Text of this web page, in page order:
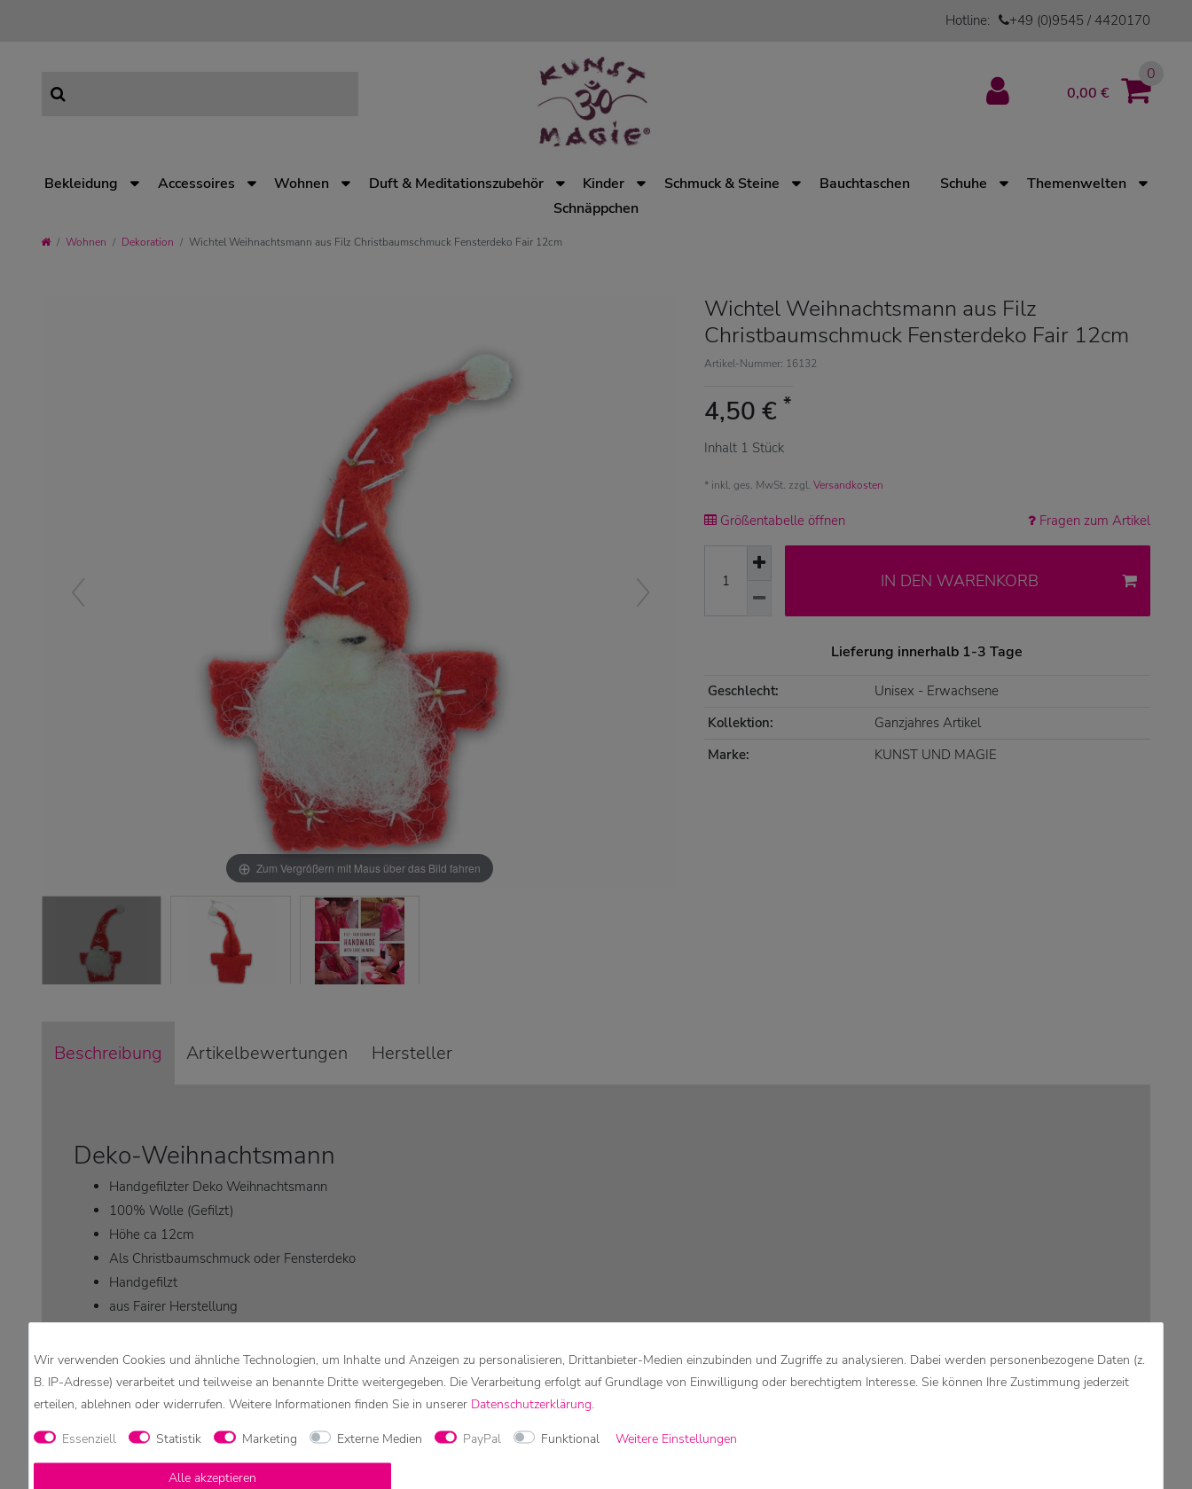
Hotline: +49 (0)9545 / 4420170
0,00 €
0
Bekleidung Accessoires Wohnen Duft & Meditationszubehör Kinder Schmuck & Steine Bauchtaschen Schuhe
Themenwelten
Schnäppchen
Wohnen Dekoration Wichtel Weihnachtsmann aus Filz Christbaumschmuck Fensterdeko Fair 12cm
Zum Vergrößern mit Maus über das Bild fahren
Wichtel Weihnachtsmann aus Filz
Christbaumschmuck Fensterdeko Fair 12cm
Artikel-Nummer: 16132
4,50 € *
Inhalt 1 Stück
* inkl. ges. MwSt. zzgl. Versandkosten
Größentabelle öffnen Fragen zum Artikel
IN DEN WARENKORB
Lieferung innerhalb 1-3 Tage
Geschlecht:
Unisex - Erwachsene
Kollektion:
Ganzjahres Artikel
Marke:
KUNST UND MAGIE
Beschreibung Artikelbewertungen Hersteller
Deko-Weihnachtsmann
Handgefilzter Deko Weihnachtsmann
100% Wolle (Gefilzt)
Höhe ca 12cm
Als Christbaumschmuck oder Fensterdeko
Handgefilzt
aus Fairer Herstellung
Wir verwenden Cookies und ähnliche Technologien, um Inhalte und Anzeigen zu personalisieren, Drittanbieter-Medien einzubinden und Zugriffe zu analysieren. Dabei werden personenbezogene Daten (z.
B. IP-Adresse) verarbeitet und teilweise an benannte Dritte weitergegeben. Die Verarbeitung erfolgt auf Grundlage von Einwilligung oder berechtigtem Interesse. Sie können Ihre Zustimmung jederzeit
erteilen, ablehnen oder widerrufen. Weitere Informationen finden Sie in unserer Daten­schutz­erklärung.
Essenziell Statistik Marketing Externe Medien PayPal Funktional Weitere Einstellungen
Alle akzeptieren